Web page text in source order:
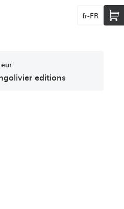
fr-FR
editions